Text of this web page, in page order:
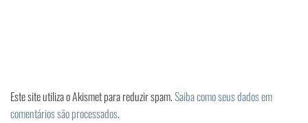
Este site utiliza o Akismet para reduzir spam.Saiba como seus dados em
comentários são processados.